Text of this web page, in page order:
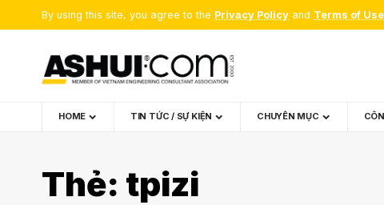
By using this site, you agree to the Privacy Policy and Terms of Use
HOME TIN TỨC / SỰ KIỆN CHUYÊN MỤC
Thẻ: tpizi